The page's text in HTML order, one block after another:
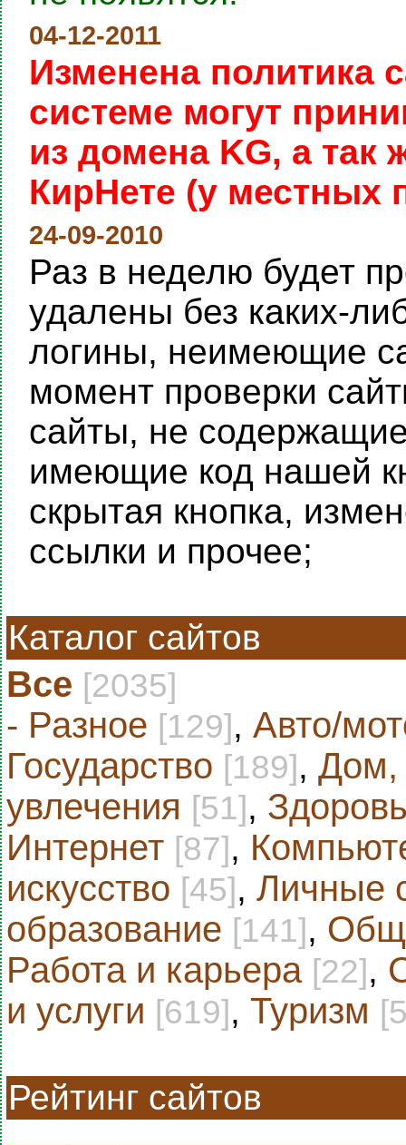
04-12-2011
Изменена политика
системе могут
из домена KG, а
КирНете (у местных
24-09-2010
Раз в неделю будет
удалены без каких-
логины, неимеющие
момент проверки
сайты, не
имеющие код нашей
скрытая кнопка,
ссылки и прочее;
Каталог сайтов
Все [2035]
- Разное [129], Авто/
Государство [189], Дом,
увлечения [51],
Интернет [87],
искусство [45], Личные
образование [141],
Работа и карьера [22],
и услуги [619], Туризм
Рейтинг сайтов